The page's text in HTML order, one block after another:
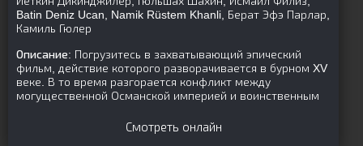
Batin Deniz Ucan, Namik Rüstem Khanli, Берат Эфэ Парлар,
Камиль Гюлер
Описание: Погрузитесь в захватывающий эпический
фильм, действие которого разворачивается в бурном XV
веке. В то время разгорается конфликт между
могущественной Османской империей и воинственным
Смотреть онлайн